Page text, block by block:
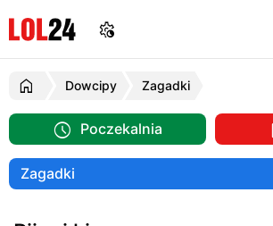
Dowcipy Zagadki
Poczekalnia